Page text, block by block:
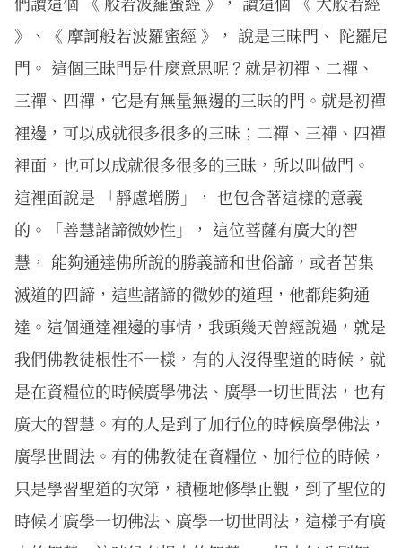
》、《 摩訶般若波羅蜜經 》， 說是三昧門、 陀羅尼
門。 這個三昧門是什麼意思呢？就是初禪、二禪、
三禪、四禪，它是有無量無邊的三昧的門。就是初禪
裡邊，可以成就很多很多的三昧；二禪、三禪、四禪
裡面，也可以成就很多很多的三昧，所以叫做門。
這裡面說是 「靜慮增勝」， 也包含著這樣的意義
的。「善慧諸諦微妙性」， 這位菩薩有廣大的智
慧， 能夠通達佛所說的勝義諦和世俗諦，或者苦集
滅道的四諦，這些諸諦的微妙的道理，他都能夠通
達。這個通達裡邊的事情，我頭幾天曾經說過，就是
我們佛教徒根性不一樣，有的人沒得聖道的時候，就
是在資糧位的時候廣學佛法、廣學一切世間法，也有
廣大的智慧。有的人是到了加行位的時候廣學佛法，
廣學世間法。有的佛教徒在資糧位、加行位的時候，
只是學習聖道的次第，積極地修學止觀，到了聖位的
時候才廣學一切佛法、廣學一切世間法，這樣子有廣